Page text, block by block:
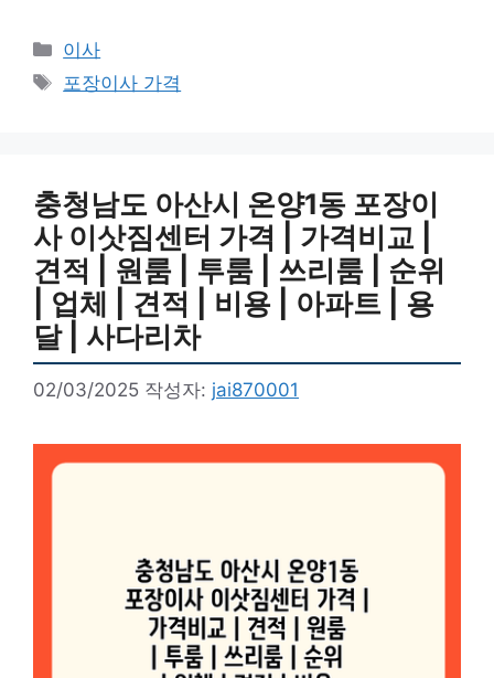
카
테
이사
태
포장이사 가격
충청남도 아산시 온양1동 포장이
사 이삿짐센터 가격 | 가격비교 |
견적 | 원룸 | 투룸 | 쓰리룸 | 순위
| 업체 | 견적 | 비용 | 아파트 | 용
달 | 사다리차
02/03/2025 작성자: jai870001